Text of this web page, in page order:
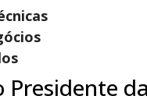
Presidente